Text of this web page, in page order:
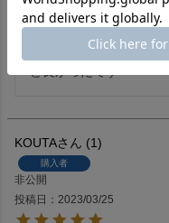
映える高級感のあるレ
私は183cm 90kgで肩
ど良かったです
KOUTA 1
購入者
非公開
投稿日
2023/03/25